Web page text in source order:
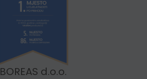
BOREAS d.o.o.